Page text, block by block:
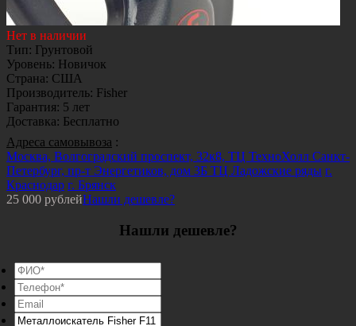
Нет в наличии
Тип: Грунтовой
Уровень: Новичок
Страна: США
Производитель: Fisher
Гарантия: 5 лет
Доставка: Бесплатно
Адреса самовывоза :
Москва, Волгоградский проспект, 32к8, ТЦ ТехноХолл Санкт-
Петербург, пр-т Энергетиков, дом 3Б ТЦ Ладожские ряды г.
Краснодар г. Брянск
25 000 рублейНашли дешевле?
Нашли дешевле?